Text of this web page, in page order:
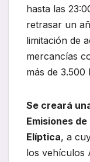
hasta las
retrasar un
limitación de
mercancías
más de 3.500
Se creará
Emisiones
Elíptica, a
los vehículos